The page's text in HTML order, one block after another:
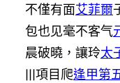
不僅有面艾菲爾
包也见毫不客气
晨破曉，讓玲太
|||項目爬逢甲第